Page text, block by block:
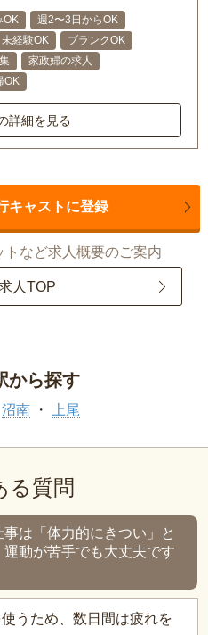
OK
週2〜3日からOK
未経験OK
ブランクOK
家政婦の求人
OK
詳細を見る
キャストに登録
など求人概要のご案内
人TOP
から探す
沼南 上尾
る質問
は「体力的にきつい」と
運動が苦手でも大丈夫です
うため、数日間は疲れを